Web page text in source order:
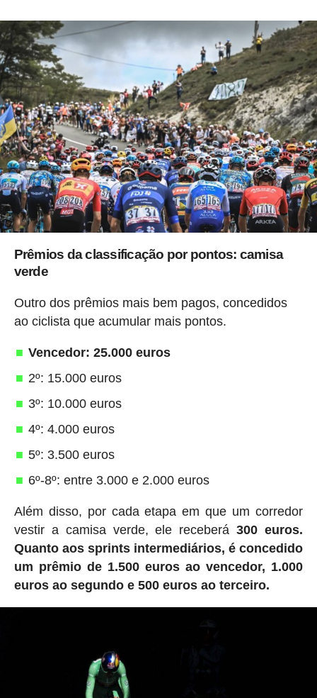
Prêmios da classificação por pontos: camisa
verde
Outro dos prêmios mais bem pagos, concedidos
ao ciclista que acumular mais pontos.
Vencedor: 25.000 euros
2º: 15.000 euros
3º: 10.000 euros
4º: 4.000 euros
5º: 3.500 euros
6º-8º: entre 3.000 e 2.000 euros
Além disso, por cada etapa em que um corredor
vestir a camisa verde, ele receberá300 euros.
Quanto aos sprints intermediários, é concedido
um prêmio de 1.500 euros ao vencedor, 1.000
euros ao segundo e 500 euros ao terceiro.